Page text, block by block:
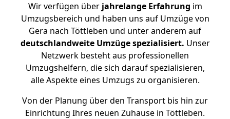
Wir verfügen überjahrelange Erfahrung im
Umzugsbereich und haben uns auf Umzüge von
Gera nach Töttleben und unter anderem auf
deutschlandweite Umzüge spezialisiert. Unser
Netzwerk besteht aus professionellen
Umzugshelfern, die sich darauf spezialisieren,
alle Aspekte eines Umzugs zu organisieren.
Von der Planung über den Transport bis hin zur
Einrichtung Ihres neuen Zuhause in Töttleben.